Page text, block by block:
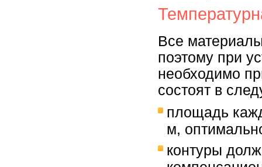
Все
поэтому при
необходимо
состоят в
площадь
м,
контуры